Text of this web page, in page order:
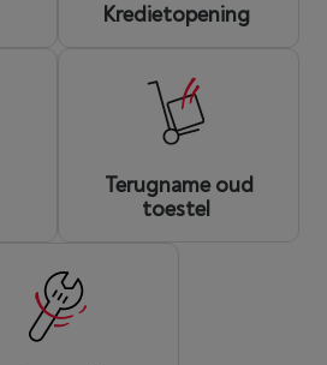
Kredietopening
Terugname oud
toestel